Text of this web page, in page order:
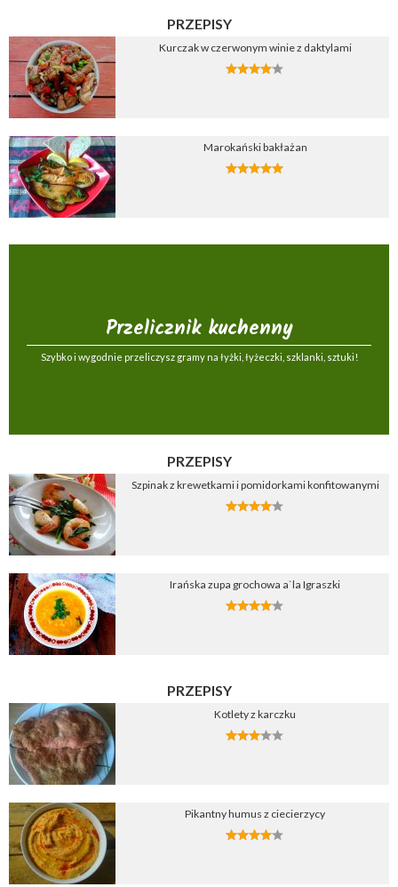
PRZEPISY
Kurczak w czerwonym winie z daktylami
Marokański bakłażan
Przelicznik kuchenny
Szybko i wygodnie przeliczysz gramy na łyżki, łyżeczki, szklanki, sztuki!
PRZEPISY
Szpinak z krewetkami i pomidorkami konfitowanymi
Irańska zupa grochowa a`la Igraszki
PRZEPISY
Kotlety z karczku
Pikantny humus z ciecierzycy